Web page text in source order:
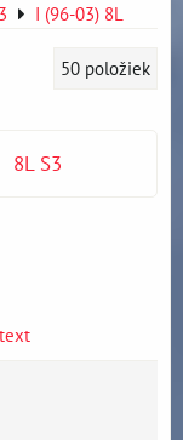
I (96-03) 8L
50 položiek
8L S3